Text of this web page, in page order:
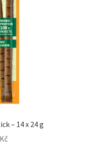
– 14 x 24 g
Kč